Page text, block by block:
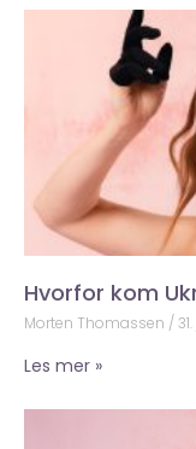
Hvorfor kom
Morten Thomassen
Les mer »